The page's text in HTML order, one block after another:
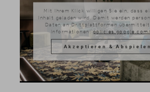
Mit Ihrem Klick willigen Sie ein, dass
Inhalt geladen wird. Damit werden
Daten an Drittplattformen
Informationen:
Akzeptieren & Abspielen